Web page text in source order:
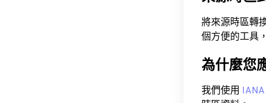
將來源時區轉
個方便的工具
為什麼您
我們使用 IANA